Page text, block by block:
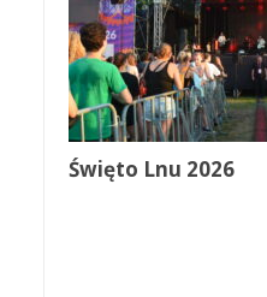
Święto Lnu 2026